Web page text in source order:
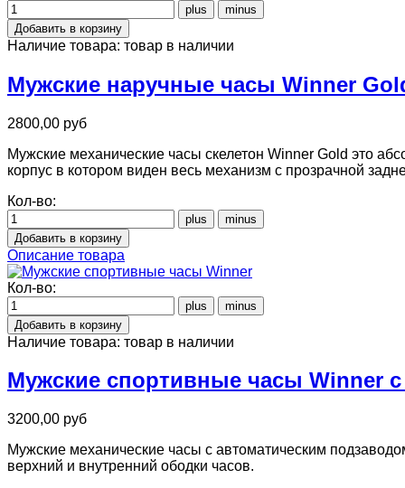
Наличие товара: товар в наличии
Мужские наручные часы Winner
2800,00 руб
Мужские механические часы скелетон Winner Gold это
корпус в котором виден весь механизм с прозрачной
Кол-во:
Описание товара
Кол-во:
Наличие товара: товар в наличии
Мужские спортивные часы Winner
3200,00 руб
Мужские механические часы с автоматическим
верхний и внутренний ободки часов.